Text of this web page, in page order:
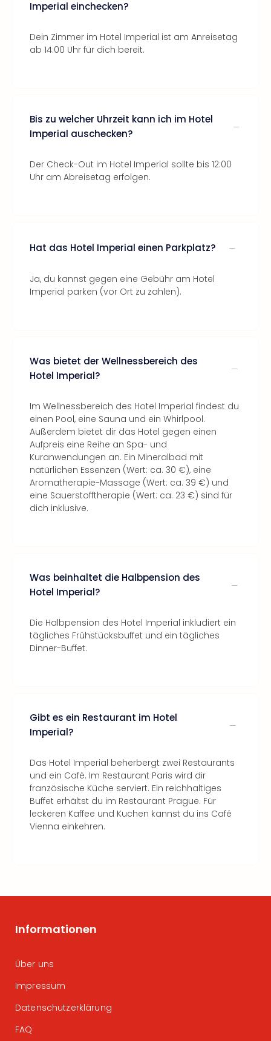
Imperial einchecken?
Dein Zimmer im Hotel Imperial ist am Anreisetag
ab 14:00 Uhr für dich bereit.
Bis zu welcher Uhrzeit kann ich im Hotel
Imperial auschecken?
Der Check-Out im Hotel Imperial sollte bis 12:00
Uhr am Abreisetag erfolgen.
Hat das Hotel Imperial einen Parkplatz?
Ja, du kannst gegen eine Gebühr am Hotel
Imperial parken (vor Ort zu zahlen).
Was bietet der Wellnessbereich des
Hotel Imperial?
Im Wellnessbereich des Hotel Imperial findest du
einen Pool, eine Sauna und ein Whirlpool.
Außerdem bietet dir das Hotel gegen einen
Aufpreis eine Reihe an Spa- und
Kuranwendungen an. Ein Mineralbad mit
natürlichen Essenzen (Wert: ca. 30 €), eine
Aromatherapie-Massage (Wert: ca. 39 €) und
eine Sauerstofftherapie (Wert: ca. 23 €) sind für
dich inklusive.
Was beinhaltet die Halbpension des
Hotel Imperial?
Die Halbpension des Hotel Imperial inkludiert ein
tägliches Frühstücksbuffet und ein tägliches
Dinner-Buffet.
Gibt es ein Restaurant im Hotel
Imperial?
Das Hotel Imperial beherbergt zwei Restaurants
und ein Café. Im Restaurant Paris wird dir
französische Küche serviert. Ein reichhaltiges
Buffet erhältst du im Restaurant Prague. Für
leckeren Kaffee und Kuchen kannst du ins Café
Vienna einkehren.
Informationen
Über uns
Impressum
Datenschutzerklärung
FAQ